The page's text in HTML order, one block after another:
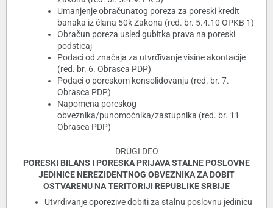
Umanjenje obračunatog poreza za poreski kredit
banaka iz člana 50k Zakona (red. br. 5.4.10 OPKB 1)
Obračun poreza usled gubitka prava na poreski
podsticaj
Podaci od značaja za utvrđivanje visine akontacije
(red. br. 6. Obrasca PDP)
Podaci o poreskom konsolidovanju (red. br. 7.
Obrasca PDP)
Napomena poreskog
obveznika/punomoćnika/zastupnika (red. br. 11
Obrasca PDP)
DRUGI DEO
PORESKI BILANS I PORESKA PRIJAVA STALNE POSLOVNE
JEDINICE NEREZIDENTNOG OBVEZNIKA ZA DOBIT
OSTVARENU NA TERITORIJI REPUBLIKE SRBIJE
Utvrđivanje oporezive dobiti za stalnu poslovnu jedinicu